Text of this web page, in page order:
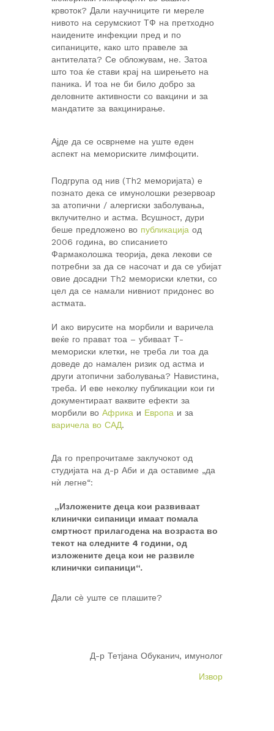
крвоток? Дали научниците ги мереле
нивото на серумскиот ТФ на претходно
наидените инфекции пред и по
сипаниците, како што правеле за
антителата? Се обложувам, не. Затоа
што тоа ќе стави крај на ширењето на
паника. И тоа не би било добро за
деловните активности со вакцини и за
мандатите за вакцинирање.
Ајде да се осврнеме на уште еден
аспект на мемориските лимфоцити.
Подгрупа од нив (Th2 меморијата) е
познато дека се имунолошки резервоар
за атопични / алергиски заболувања,
вклучително и астма. Всушност, дури
беше предложено во публикација од
2006 година, во списанието
Фармаколошка теорија, дека лекови се
потребни за да се насочат и да се убијат
овие досадни Th2 мемориски клетки, со
цел да се намали нивниот придонес во
астмата.
И ако вирусите на морбили и варичела
веќе го прават тоа – убиваат Т-
мемориски клетки, не треба ли тоа да
доведе до намален ризик од астма и
други атопични заболувања? Навистина,
треба. И еве неколку публикации кои ги
документираат ваквите ефекти за
морбили во Африка и Европа и за
варичела во САД.
Да го препрочитаме заклучокот од
студијата на д-р Аби и да оставиме „да
нѝ легне“:
„Изложените деца кои развиваат
клинички сипаници имаат помала
смртност прилагодена на возраста во
текот на следните 4 години, од
изложените деца кои не развиле
клинички сипаници“.
Дали сѐ уште се плашите?
Д-р Тетјана Обуканич, имунолог
Извор